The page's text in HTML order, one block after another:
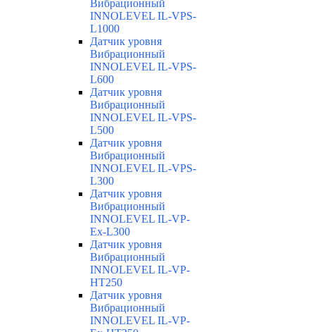
Вибрационный
INNOLEVEL IL-VPS-
L1000
Датчик уровня
Вибрационный
INNOLEVEL IL-VPS-
L600
Датчик уровня
Вибрационный
INNOLEVEL IL-VPS-
L500
Датчик уровня
Вибрационный
INNOLEVEL IL-VPS-
L300
Датчик уровня
Вибрационный
INNOLEVEL IL-VP-
Ex-L300
Датчик уровня
Вибрационный
INNOLEVEL IL-VP-
HT250
Датчик уровня
Вибрационный
INNOLEVEL IL-VP-